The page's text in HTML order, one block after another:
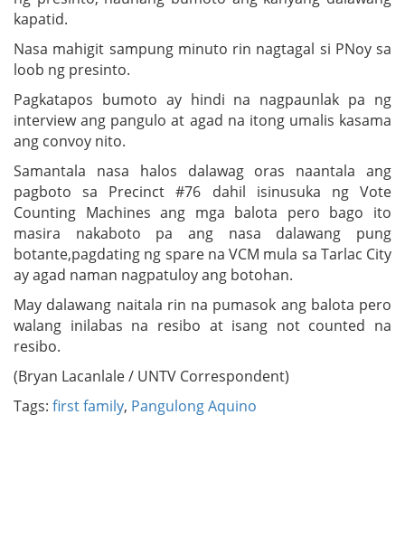
kapatid.
Nasa mahigit sampung minuto rin nagtagal si PNoy sa
loob ng presinto.
Pagkatapos bumoto ay hindi na nagpaunlak pa ng
interview ang pangulo at agad na itong umalis kasama
ang convoy nito.
Samantala nasa halos dalawag oras naantala ang
pagboto sa Precinct #76 dahil isinusuka ng Vote
Counting Machines ang mga balota pero bago ito
masira nakaboto pa ang nasa dalawang pung
botante,pagdating ng spare na VCM mula sa Tarlac City
ay agad naman nagpatuloy ang botohan.
May dalawang naitala rin na pumasok ang balota pero
walang inilabas na resibo at isang not counted na
resibo.
(Bryan Lacanlale / UNTV Correspondent)
Tags: first family, Pangulong Aquino